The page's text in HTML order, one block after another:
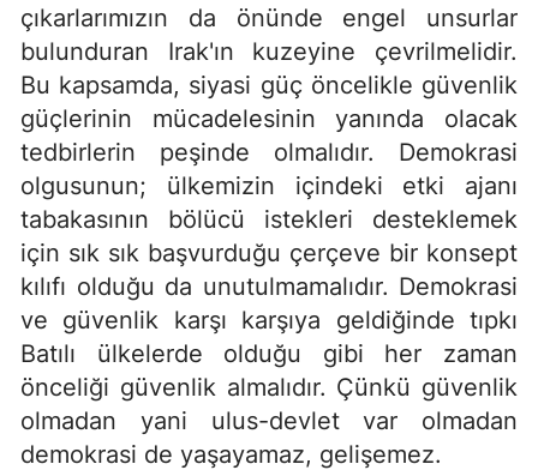
çıkarlarımızın da önünde engel unsurlar
bulunduran Irak'ın kuzeyine çevrilmelidir.
Bu kapsamda, siyasi güç öncelikle güvenlik
güçlerinin mücadelesinin yanında olacak
tedbirlerin peşinde olmalıdır. Demokrasi
olgusunun; ülkemizin içindeki etki ajanı
tabakasının bölücü istekleri desteklemek
için sık sık başvurduğu çerçeve bir konsept
kılıfı olduğu da unutulmamalıdır. Demokrasi
ve güvenlik karşı karşıya geldiğinde tıpkı
Batılı ülkelerde olduğu gibi her zaman
önceliği güvenlik almalıdır. Çünkü güvenlik
olmadan yani ulus-devlet var olmadan
demokrasi de yaşayamaz, gelişemez.